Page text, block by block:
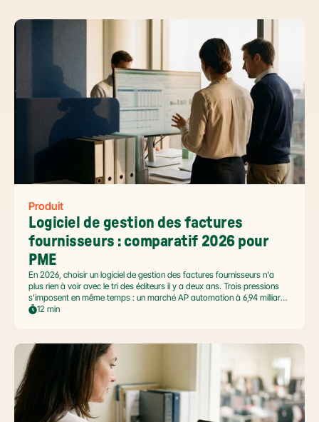
Produit
Logiciel de gestion des factures
fournisseurs : comparatif 2026 pour
PME
En 2026, choisir un logiciel de gestion des factures fournisseurs n'a
plus rien à voir avec le tri des éditeurs il y a deux ans. Trois pressions
s'imposent en même temps : un marché AP automation à 6,94 milliards
USD en pleine accélération, une réforme facture électronique 2026 qui
de traitement, selon Forrester 2026). Ce comparatif passe en revue 8
outils pertinents pour les PME françaises et le positionnement de Libeo
dans ce paysage en mouvement.
12 min